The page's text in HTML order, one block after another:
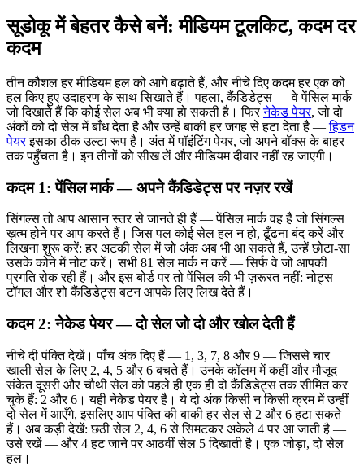
सूडोकू में बेहतर कैसे बनें: मीडियम टूलकिट, कदम दर
कदम
तीन कौशल हर मीडियम हल को आगे बढ़ाते हैं, और नीचे दिए कदम हर एक को
हल किए हुए उदाहरण के साथ सिखाते हैं। पहला, कैंडिडेट्स — वे पेंसिल मार्क
जो दिखाते हैं कि कोई सेल अब भी क्या हो सकती है। फिरनेकेड पेयर, जो दो
अंकों को दो सेल में बाँध देता है और उन्हें बाकी हर जगह से हटा देता है —हिडन
पेयरइसका ठीक उल्टा रूप है। अंत में पॉइंटिंग पेयर, जो अपने बॉक्स के बाहर
तक पहुँचता है। इन तीनों को सीख लें और मीडियम दीवार नहीं रह जाएगी।
कदम 1: पेंसिल मार्क — अपने कैंडिडेट्स पर नज़र रखें
सिंगल्स तो आप आसान स्तर से जानते ही हैं — पेंसिल मार्क वह है जो सिंगल्स
ख़त्म होने पर आप करते हैं। जिस पल कोई सेल हल न हो, ढूँढना बंद करें और
लिखना शुरू करें: हर अटकी सेल में जो अंक अब भी आ सकते हैं, उन्हें छोटा-सा
उसके कोने में नोट करें। सभी 81 सेल मार्क न करें — सिर्फ वे जो आपकी
प्रगति रोक रही हैं। और इस बोर्ड पर तो पेंसिल की भी ज़रूरत नहीं: नोट्स
टॉगल और शो कैंडिडेट्स बटन आपके लिए लिख देते हैं।
कदम 2: नेकेड पेयर — दो सेल जो दो और खोल देती हैं
नीचे दी पंक्ति देखें। पाँच अंक दिए हैं — 1, 3, 7, 8 और 9 — जिससे चार
खाली सेल के लिए 2, 4, 5 और 6 बचते हैं। उनके कॉलम में कहीं और मौजूद
संकेत दूसरी और चौथी सेल को पहले ही एक ही दो कैंडिडेट्स तक सीमित कर
चुके हैं: 2 और 6। यही नेकेड पेयर है। ये दो अंक किसी न किसी क्रम में उन्हीं
दो सेल में आएँगे, इसलिए आप पंक्ति की बाकी हर सेल से 2 और 6 हटा सकते
हैं। अब कड़ी देखें: छठी सेल 2, 4, 6 से सिमटकर अकेले 4 पर आ जाती है —
उसे रखें — और 4 हट जाने पर आठवीं सेल 5 दिखाती है। एक जोड़ा, दो सेल
हल।